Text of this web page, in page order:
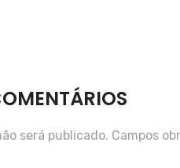
será publicado. Campos